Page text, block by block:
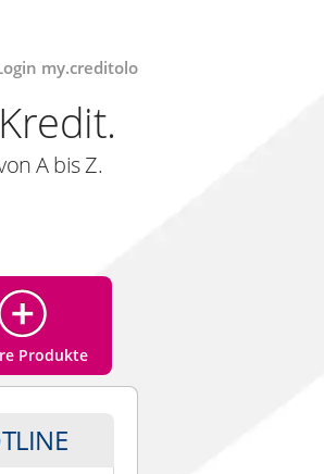
my.creditolo
A bis Z.
Produkte